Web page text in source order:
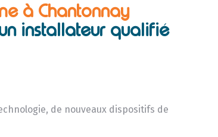
à Chantonnay
installateur qualifié
de nouveaux dispositifs de